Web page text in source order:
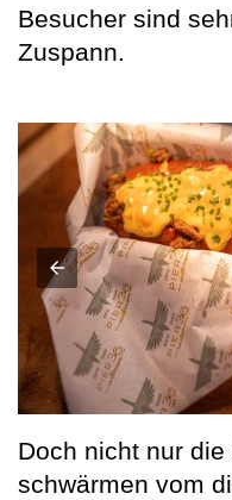
Besucher sind
Zuspann.
Doch nicht nur
schwärmen vom